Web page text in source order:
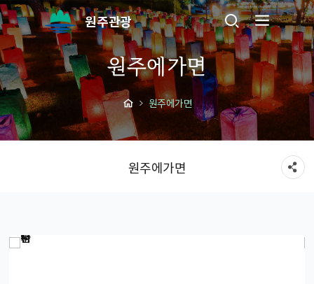
원주관광
원주에가면
원주에가면
원주에가면